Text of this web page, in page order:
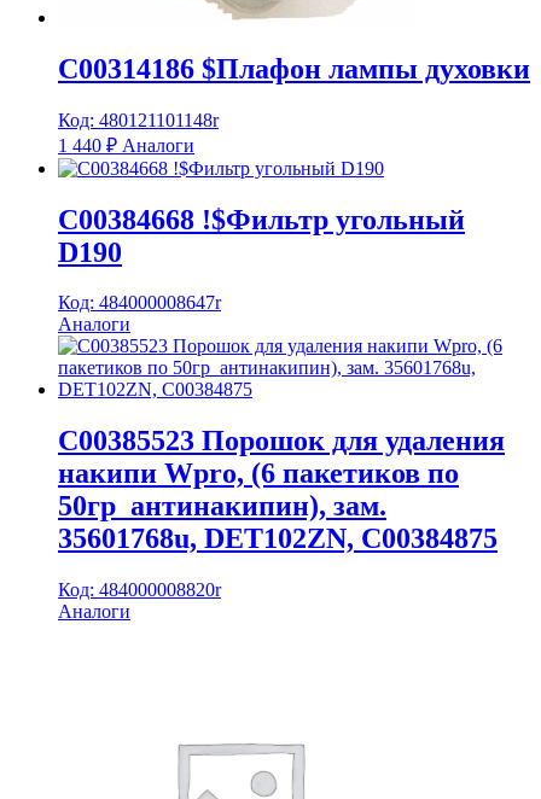
C00314186 $Плафон лампы духовки
Код: 480121101148r
1 440 ₽ Аналоги
C00384668 !$Фильтр угольный
D190
Код: 484000008647r
Аналоги
C00385523 Порошок для удаления
накипи Wpro, (6 пакетиков по
50гр_антинакипин), зам.
35601768u, DET102ZN, C00384875
Код: 484000008820r
Аналоги